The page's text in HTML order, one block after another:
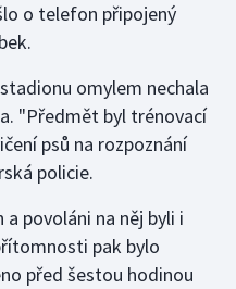
o telefon připojený
omylem nechala
"Předmět byl trénovací
psů na rozpoznání
policie.
povoláni na něj byli i
pak bylo
před šestou hodinou